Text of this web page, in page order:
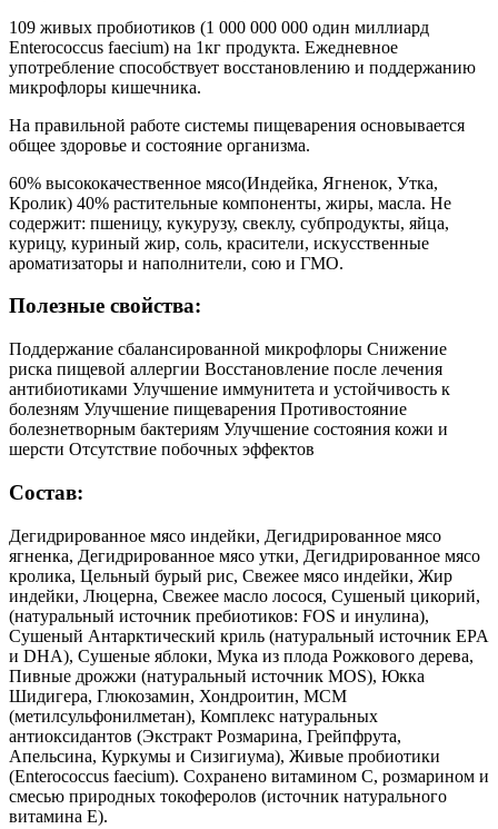
109 живых пробиотиков (1 000 000 000 один миллиард
Enterococcus faecium) на 1кг продукта. Ежедневное
употребление способствует восстановлению и поддержанию
микрофлоры кишечника.
На правильной работе системы пищеварения основывается
общее здоровье и состояние организма.
60% высококачественное мясо(Индейка, Ягненок, Утка,
Кролик) 40% растительные компоненты, жиры, масла. Не
содержит: пшеницу, кукурузу, свеклу, субпродукты, яйца,
курицу, куриный жир, соль, красители, искусственные
ароматизаторы и наполнители, сою и ГМО.
Полезные свойства:
Поддержание сбалансированной микрофлоры Снижение
риска пищевой аллергии Восстановление после лечения
антибиотиками Улучшение иммунитета и устойчивость к
болезням Улучшение пищеварения Противостояние
болезнетворным бактериям Улучшение состояния кожи и
шерсти Отсутствие побочных эффектов
Состав:
Дегидрированное мясо индейки, Дегидрированное мясо
ягненка, Дегидрированное мясо утки, Дегидрированное мясо
кролика, Цельный бурый рис, Свежее мясо индейки, Жир
индейки, Люцерна, Свежее масло лосося, Сушеный цикорий,
(натуральный источник пребиотиков: FOS и инулина),
Cушеный Антарктический криль (натуральный источник EPA
и DHA), Сушеные яблоки, Мука из плода Рожкового дерева,
Пивные дрожжи (натуральный источник MOS), Юкка
Шидигера, Глюкозамин, Хондроитин, МСМ
(метилсульфонилметан), Комплекс натуральных
антиоксидантов (Экстракт Розмарина, Грейпфрута,
Апельсина, Куркумы и Сизигиума), Живые пробиотики
(Enterococcus faecium). Сохранено витамином С, розмарином и
смесью природных токоферолов (источник натурального
витамина Е).